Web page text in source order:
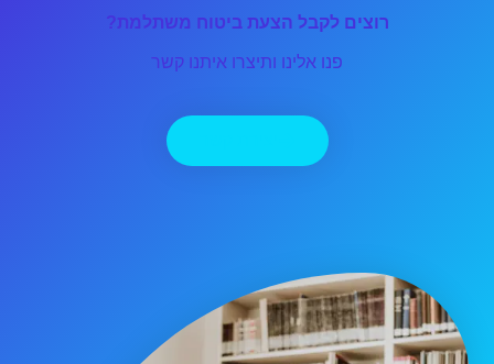
רוצים לקבל הצעת ביטוח משתלמת?
פנו אלינו ותיצרו איתנו קשר